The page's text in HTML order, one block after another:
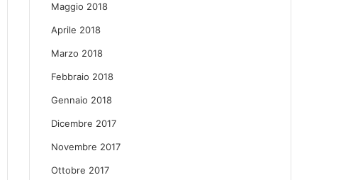
Maggio 2018
Aprile 2018
Marzo 2018
Febbraio 2018
Gennaio 2018
Dicembre 2017
Novembre 2017
Ottobre 2017